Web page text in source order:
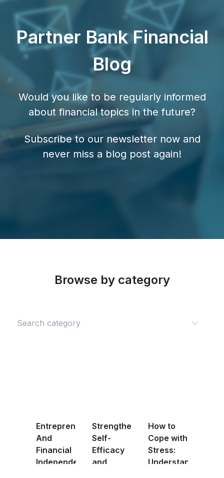
Partner Bank Financial
Blog
Would you like to be regularly informed
about financial topics in the future?
Subscribe to our newsletter now and
never miss a blog post again!
Browse by category
Entrepreneurship
And
Financial
Independence
Strengthening
Self-
Efficacy
and
How to
Cope with
Stress:
Understanding